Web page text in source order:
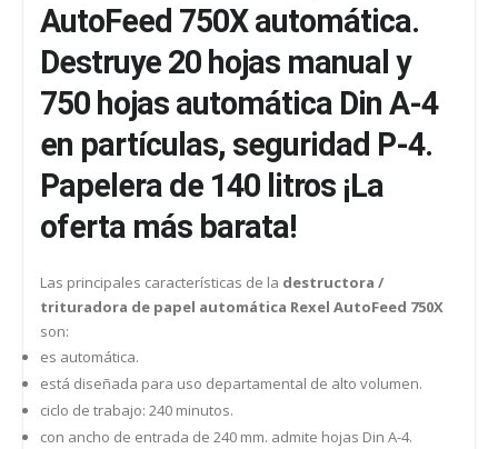
AutoFeed 750X automática.
Destruye 20 hojas manual y
750 hojas automática Din A-4
en partículas, seguridad P-4.
Papelera de 140 litros ¡La
oferta más barata!
Las principales características de la destructora /
trituradora de papel automática Rexel AutoFeed 750X
son:
es automática.
está diseñada para uso departamental de alto volumen.
ciclo de trabajo: 240 minutos.
con ancho de entrada de 240 mm. admite hojas Din A-4.